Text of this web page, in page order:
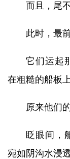
而且，尾
此时，最
它们运起
在粗糙的船板
原来他们
眨眼间，
宛如阴沟水浸